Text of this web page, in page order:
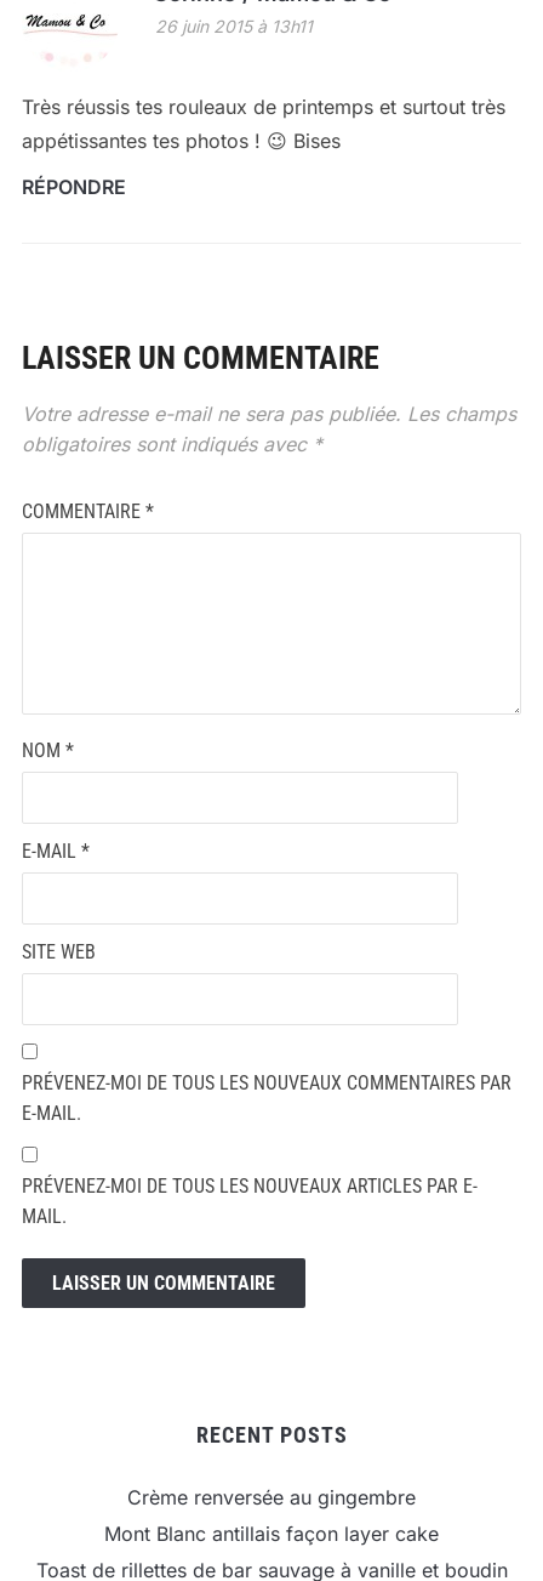
26 juin 2015 à 13h11
Très réussis tes rouleaux de printemps et surtout très
appétissantes tes photos ! 😉 Bises
RÉPONDRE
LAISSER UN COMMENTAIRE
Votre adresse e-mail ne sera pas publiée. Les champs
obligatoires sont indiqués avec *
COMMENTAIRE *
NOM *
E-MAIL *
SITE WEB
PRÉVENEZ-MOI DE TOUS LES NOUVEAUX COMMENTAIRES PAR
E-MAIL.
PRÉVENEZ-MOI DE TOUS LES NOUVEAUX ARTICLES PAR E-
MAIL.
RECENT POSTS
Crème renversée au gingembre
Mont Blanc antillais façon layer cake
Toast de rillettes de bar sauvage à vanille et boudin